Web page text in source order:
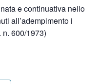
e continuativa nello
all’adempimento i
n. 600/1973)